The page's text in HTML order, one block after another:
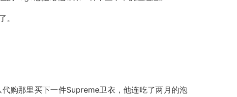
。
购那里买下一件Supreme卫衣，他连吃了两月的泡